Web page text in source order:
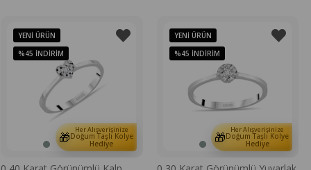
🎁 Her Alışverişinize
Doğum Taşlı Kolye
Hediye
YENI ÜRÜN
%45 İNDIRIM
🎁 Her Alışverişinize
Doğum Taşlı Kolye
Hediye
YENI ÜRÜN
%45 İNDIRIM